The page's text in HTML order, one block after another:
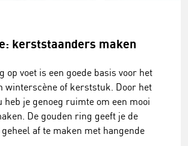
kerststaanders maken
op voet is een goede basis voor het
winterscène of kerststuk. Door het
heb je genoeg ruimte om een mooi
De gouden ring geeft je de
af te maken met hangende